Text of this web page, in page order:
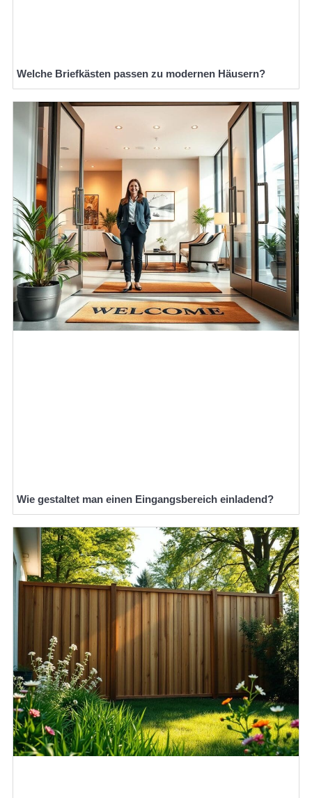
Welche Briefkästen passen zu modernen Häusern?
Wie gestaltet man einen Eingangsbereich einladend?